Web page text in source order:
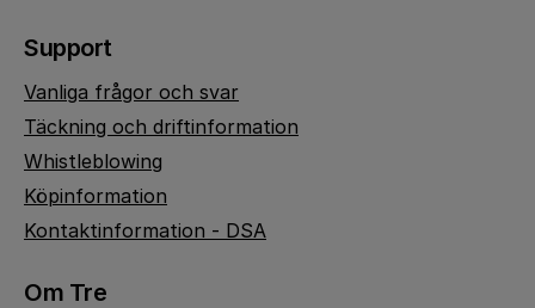
Support
Vanliga frågor och svar
Täckning och driftinformation
Whistleblowing
Köpinformation
Kontaktinformation - DSA
Om Tre